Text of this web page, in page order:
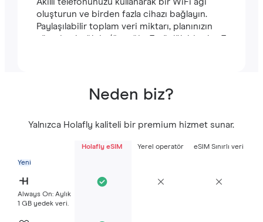
Akıllı telefonunuzu kullanarak bir WiFi ağı
oluşturun ve birden fazla cihazı bağlayın.
Paylaşılabilir toplam veri miktarı, planınızın
süresine bağlıdır (örneğin, 7 günlük bir plan 7
Neden biz?
Yalnızca Holafly kaliteli bir premium hizmet sunar.
Holafly eSIM Yerel operatör eSIM Sınırlı veri
Yeni
Always On: Aylık
1 GB yedek veri.